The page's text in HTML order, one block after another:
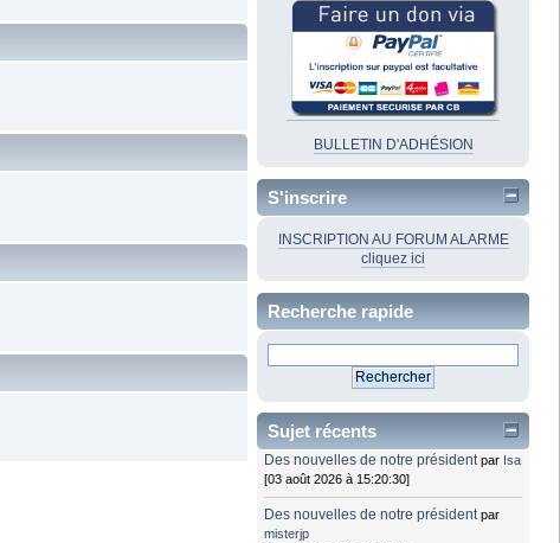
BULLETIN D'ADHÉSION
S'inscrire
INSCRIPTION AU FORUM ALARME
cliquez ici
Recherche rapide
Sujet récents
Des nouvelles de notre président par Isa
[03 août 2026 à 15:20:30]
Des nouvelles de notre président par
misterjp